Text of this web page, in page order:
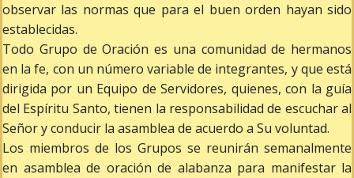
observar las normas que para el buen orden hayan sido
establecidas.
Todo Grupo de Oración es una comunidad de hermanos
en la fe, con un número variable de integrantes, y que está
dirigida por un Equipo de Servidores, quienes, con la guía
del Espíritu Santo, tienen la responsabilidad de escuchar al
Señor y conducir la asamblea de acuerdo a Su voluntad.
Los miembros de los Grupos se reunirán semanalmente
en asamblea de oración de alabanza para manifestar la